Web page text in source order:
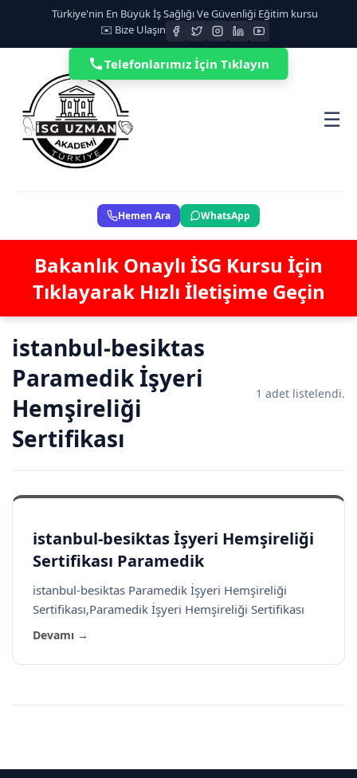
Türkiye'nin En Büyük İş Sağlığı Ve Güvenliği Eğitim kursu
✉️ Bize Ulaşın
☰
Hemen Ara WhatsApp
Bakanlık Onaylı İSG Kursu İçin
Tıklayarak Hızlı İletişime Geçin
istanbul-besiktas
Paramedik İşyeri
Hemşireliği
Sertifikası
1 adet listelendi.
istanbul-besiktas İşyeri Hemşireliği
Sertifikası Paramedik
istanbul-besiktas Paramedik İşyeri Hemşireliği
Sertifikası,Paramedik İşyeri Hemşireliği Sertifikası
Devamı →
Telefonlarımız İçin Tıklayın